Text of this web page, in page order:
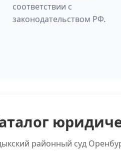
соответствии с
законодательством РФ.
районный суд